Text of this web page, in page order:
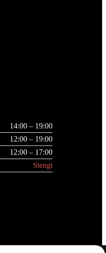
14:00 – 19:00
12:00 – 19:00
12:00 – 17:00
Stengt